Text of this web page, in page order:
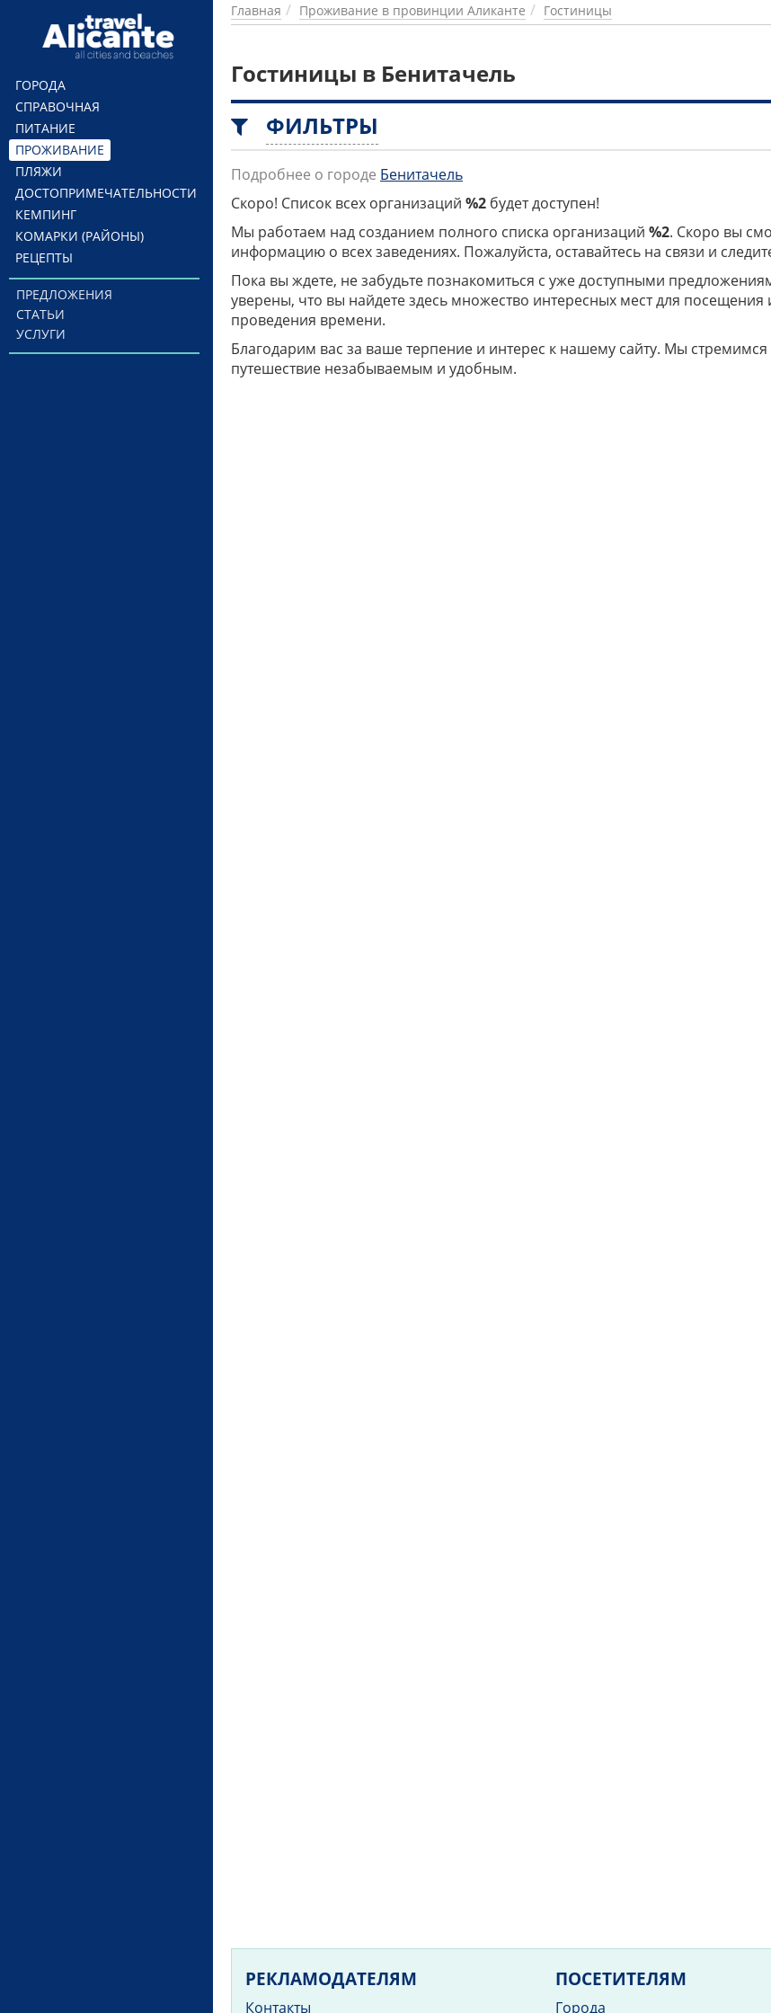
Перейти к основному содержанию
ГОРОДА
СПРАВОЧНАЯ
ПИТАНИЕ
ПРОЖИВАНИЕ
ПЛЯЖИ
ДОСТОПРИМЕЧАТЕЛЬНОСТИ
КЕМПИНГ
КОМАРКИ (РАЙОНЫ)
РЕЦЕПТЫ
ПРЕДЛОЖЕНИЯ
СТАТЬИ
УСЛУГИ
Главная Проживание в провинции Аликанте Гостиницы
Гостиницы в Бенитачель
ФИЛЬТРЫ
Подробнее о городе Бенитачель
Скоро! Список всех организаций %2 будет доступен!
Мы работаем над созданием полного списка организаций %2. Скоро вы
информацию о всех заведениях. Пожалуйста, оставайтесь на связи и
Пока вы ждете, не забудьте познакомиться с уже доступными
уверены, что вы найдете здесь множество интересных мест для посещения
проведения времени.
Благодарим вас за ваше терпение и интерес к нашему сайту. Мы
путешествие незабываемым и удобным.
РЕКЛАМОДАТЕЛЯМ
Контакты
ПОСЕТИТЕЛЯМ
Города